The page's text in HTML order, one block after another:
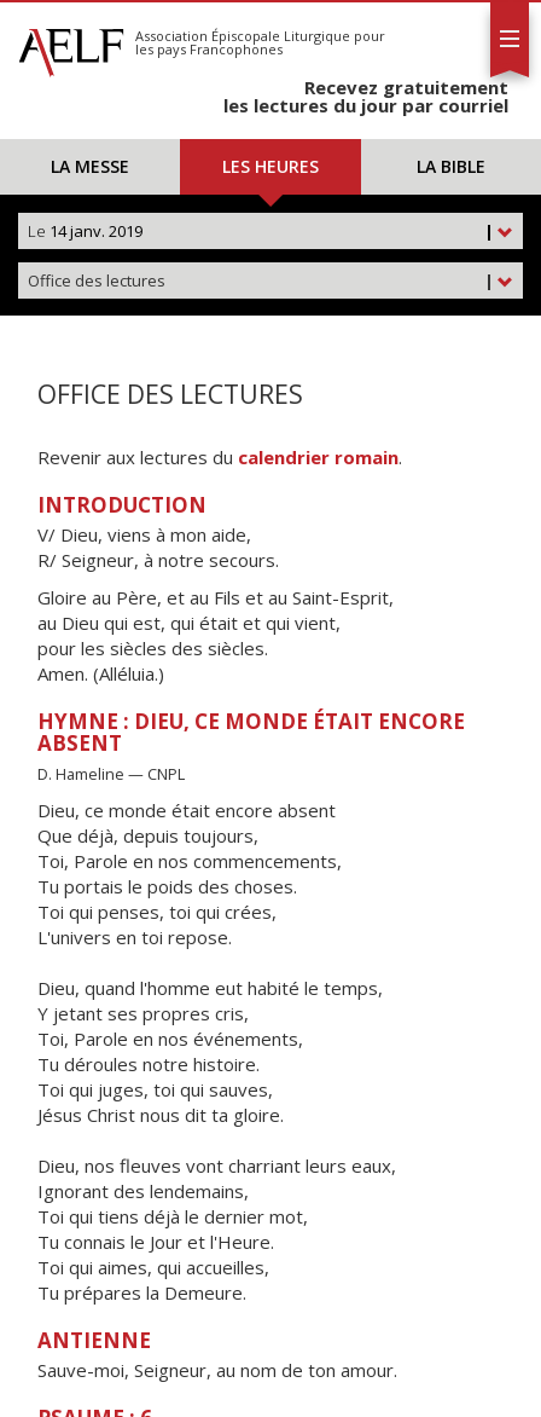
S'abonner
Calendrier
Association Épiscopale Liturgique pour
les pays Francophones
Recevez gratuitement
les lectures du jour par courriel
LA MESSE LES HEURES LA BIBLE
|
Le 14 janv. 2019
|
Office des lectures
OFFICE DES LECTURES
Revenir aux lectures du calendrier romain.
INTRODUCTION
V/ Dieu, viens à mon aide,
R/ Seigneur, à notre secours.
Gloire au Père, et au Fils et au Saint-Esprit,
au Dieu qui est, qui était et qui vient,
pour les siècles des siècles.
Amen. (Alléluia.)
HYMNE : DIEU, CE MONDE ÉTAIT ENCORE
ABSENT
D. Hameline — CNPL
Dieu, ce monde était encore absent
Que déjà, depuis toujours,
Toi, Parole en nos commencements,
Tu portais le poids des choses.
Toi qui penses, toi qui crées,
L'univers en toi repose.
Dieu, quand l'homme eut habité le temps,
Y jetant ses propres cris,
Toi, Parole en nos événements,
Tu déroules notre histoire.
Toi qui juges, toi qui sauves,
Jésus Christ nous dit ta gloire.
Dieu, nos fleuves vont charriant leurs eaux,
Ignorant des lendemains,
Toi qui tiens déjà le dernier mot,
Tu connais le Jour et l'Heure.
Toi qui aimes, qui accueilles,
Tu prépares la Demeure.
ANTIENNE
Sauve-moi, Seigneur, au nom de ton amour.